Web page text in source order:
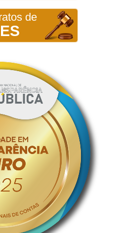
de